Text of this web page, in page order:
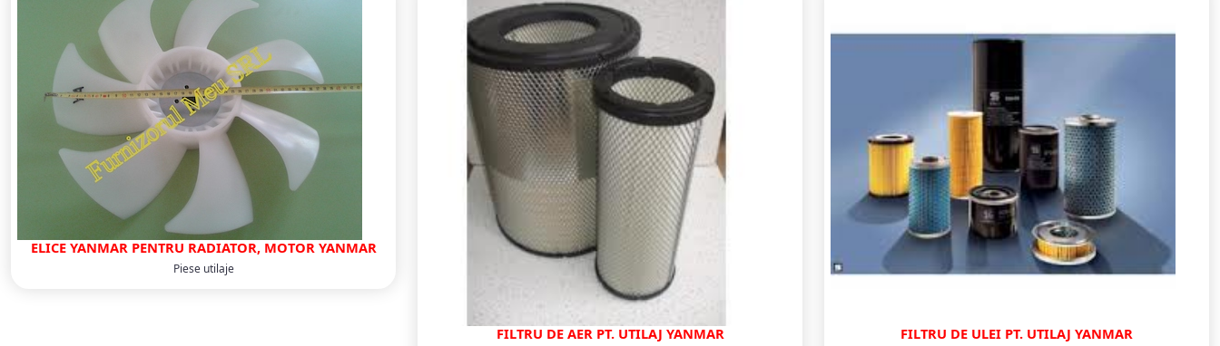
ELICE YANMAR PENTRU RADIATOR, MOTOR YANMAR
Piese utilaje
FILTRU DE AER PT. UTILAJ YANMAR FILTRU DE ULEI PT. UTILAJ YANMAR